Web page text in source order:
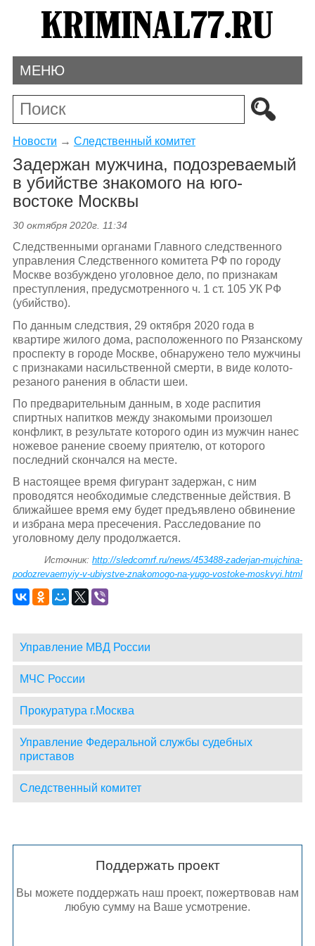
МЕНЮ
Новости → Следственный комитет
Задержан мужчина, подозреваемый
в убийстве знакомого на юго-
востоке Москвы
30 октября 2020г. 11:34
Следственными органами Главного следственного
управления Следственного комитета РФ по городу
Москве возбуждено уголовное дело, по признакам
преступления, предусмотренного ч. 1 ст. 105 УК РФ
(убийство).
По данным следствия, 29 октября 2020 года в
квартире жилого дома, расположенного по Рязанскому
проспекту в городе Москве, обнаружено тело мужчины
с признаками насильственной смерти, в виде колото-
резаного ранения в области шеи.
По предварительным данным, в ходе распития
спиртных напитков между знакомыми произошел
конфликт, в результате которого один из мужчин нанес
ножевое ранение своему приятелю, от которого
последний скончался на месте.
В настоящее время фигурант задержан, с ним
проводятся необходимые следственные действия. В
ближайшее время ему будет предъявлено обвинение
и избрана мера пресечения. Расследование по
уголовному делу продолжается.
Источник:http://sledcomrf.ru/news/453488-zaderjan-mujchina-
podozrevaemyiy-v-ubiystve-znakomogo-na-yugo-vostoke-moskvyi.html
Управление МВД России
МЧС России
Прокуратура г.Москва
Управление Федеральной службы судебных
приставов
Следственный комитет
Поддержать проект
Вы можете поддержать наш проект, пожертвовав нам
любую сумму на Ваше усмотрение.